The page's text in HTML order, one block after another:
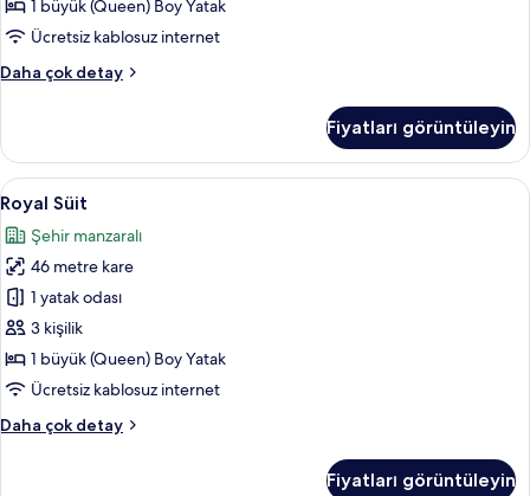
1 büyük (Queen) Boy Yatak
Ücretsiz kablosuz internet
Daha çok detay
Premium
fazla
detay
Fiyatları görüntüleyin
Royal
Süit
için
tüm
fotoğrafları
görün
Royal Süit | Oturma odası | LED
6
Royal Süit
Şehir manzaralı
46 metre kare
1 yatak odası
3 kişilik
1 büyük (Queen) Boy Yatak
Ücretsiz kablosuz internet
Daha çok detay
Royal
Fiyatları görüntüleyin